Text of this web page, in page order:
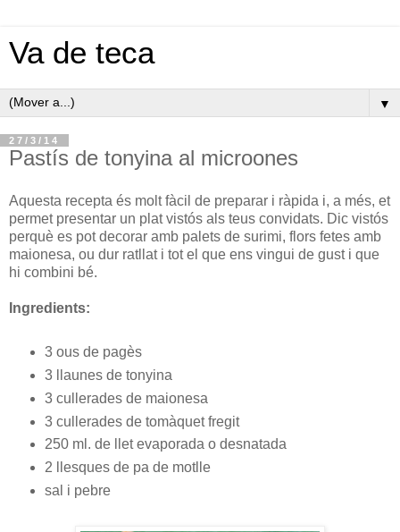
Va de teca
▼
27/3/14
Pastís de tonyina al microones
Aquesta recepta és molt fàcil de preparar i ràpida i, a més, et
permet presentar un plat vistós als teus convidats. Dic vistós
perquè es pot decorar amb palets de surimi, flors fetes amb
maionesa, ou dur ratllat i tot el que ens vingui de gust i que
hi combini bé.
Ingredients:
3 ous de pagès
3 llaunes de tonyina
3 cullerades de maionesa
3 cullerades de tomàquet fregit
250 ml. de llet evaporada o desnatada
2 llesques de pa de motlle
sal i pebre